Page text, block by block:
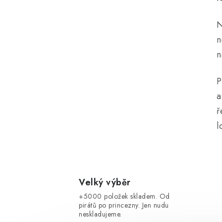
í
r
Velký výběr
+5000 položek skladem. Od
pirátů po princezny. Jen nudu
neskladujeme.